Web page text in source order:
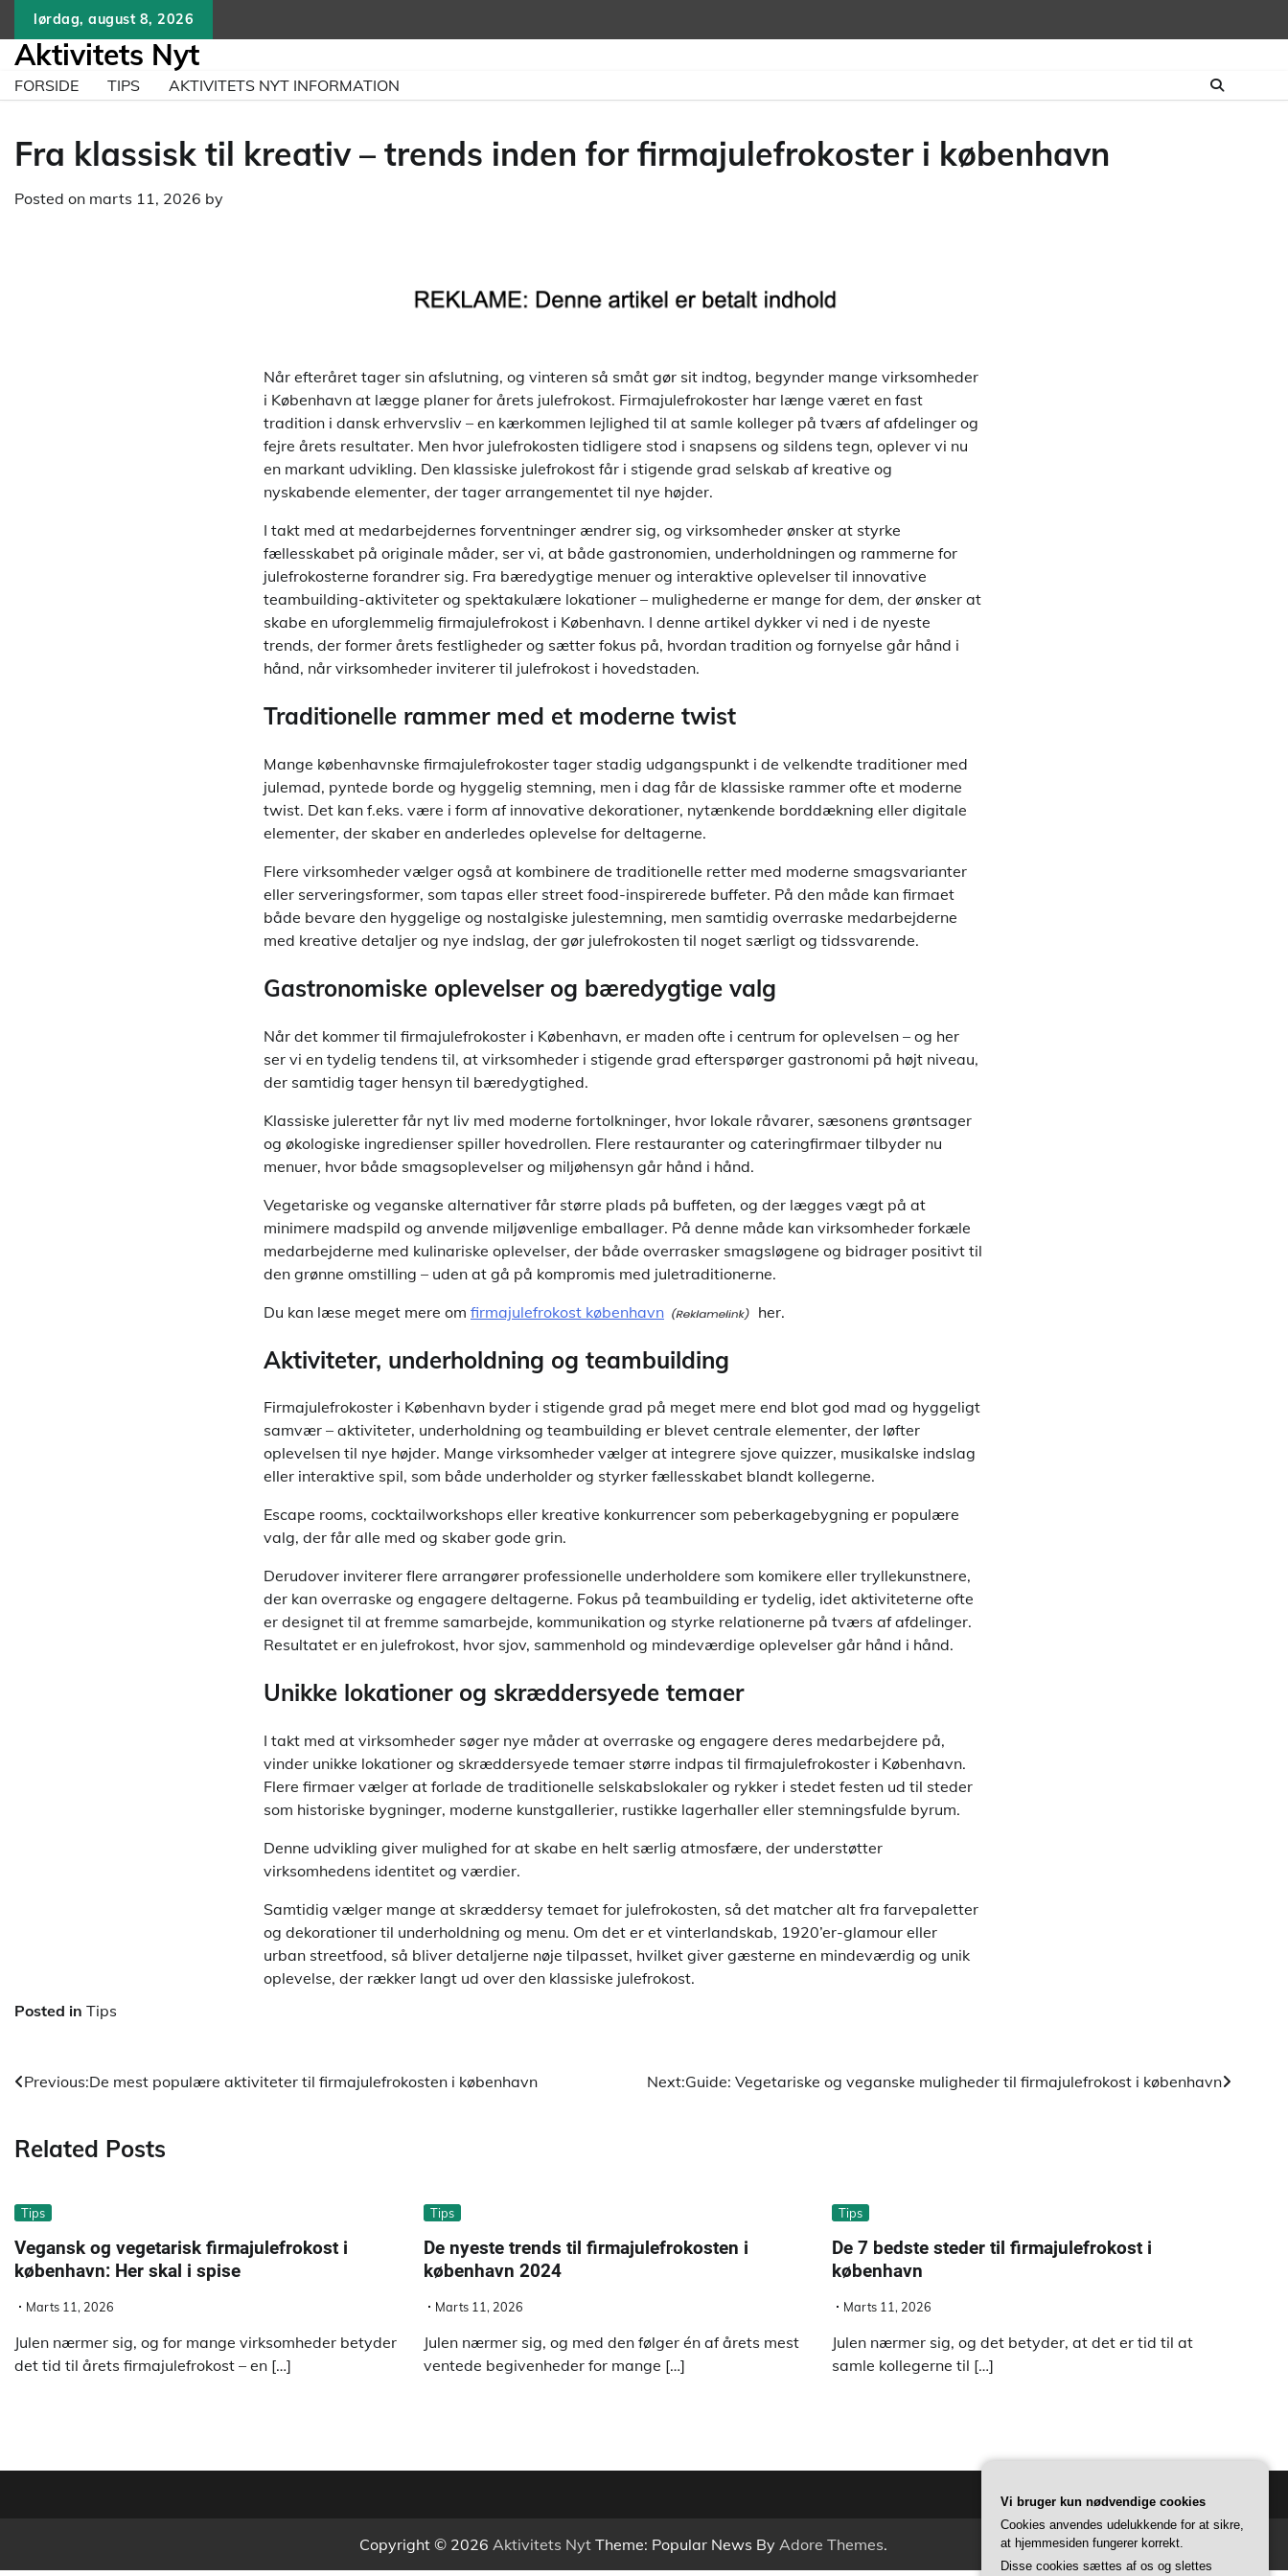
content
lørdag, august 8, 2026
Aktivitets Nyt
FORSIDE TIPS AKTIVITETS NYT INFORMATION
Fra klassisk til kreativ – trends inden for firmajulefrokoster i københavn
Posted on marts 11, 2026 by
Når efteråret tager sin afslutning, og vinteren så småt gør sit indtog, begynder mange virksomheder
i København at lægge planer for årets julefrokost. Firmajulefrokoster har længe været en fast
tradition i dansk erhvervsliv – en kærkommen lejlighed til at samle kolleger på tværs af afdelinger og
fejre årets resultater. Men hvor julefrokosten tidligere stod i snapsens og sildens tegn, oplever vi nu
en markant udvikling. Den klassiske julefrokost får i stigende grad selskab af kreative og
nyskabende elementer, der tager arrangementet til nye højder.
I takt med at medarbejdernes forventninger ændrer sig, og virksomheder ønsker at styrke
fællesskabet på originale måder, ser vi, at både gastronomien, underholdningen og rammerne for
julefrokosterne forandrer sig. Fra bæredygtige menuer og interaktive oplevelser til innovative
teambuilding-aktiviteter og spektakulære lokationer – mulighederne er mange for dem, der ønsker at
skabe en uforglemmelig firmajulefrokost i København. I denne artikel dykker vi ned i de nyeste
trends, der former årets festligheder og sætter fokus på, hvordan tradition og fornyelse går hånd i
hånd, når virksomheder inviterer til julefrokost i hovedstaden.
Traditionelle rammer med et moderne twist
Mange københavnske firmajulefrokoster tager stadig udgangspunkt i de velkendte traditioner med
julemad, pyntede borde og hyggelig stemning, men i dag får de klassiske rammer ofte et moderne
twist. Det kan f.eks. være i form af innovative dekorationer, nytænkende borddækning eller digitale
elementer, der skaber en anderledes oplevelse for deltagerne.
Flere virksomheder vælger også at kombinere de traditionelle retter med moderne smagsvarianter
eller serveringsformer, som tapas eller street food-inspirerede buffeter. På den måde kan firmaet
både bevare den hyggelige og nostalgiske julestemning, men samtidig overraske medarbejderne
med kreative detaljer og nye indslag, der gør julefrokosten til noget særligt og tidssvarende.
Gastronomiske oplevelser og bæredygtige valg
Når det kommer til firmajulefrokoster i København, er maden ofte i centrum for oplevelsen – og her
ser vi en tydelig tendens til, at virksomheder i stigende grad efterspørger gastronomi på højt niveau,
der samtidig tager hensyn til bæredygtighed.
Klassiske juleretter får nyt liv med moderne fortolkninger, hvor lokale råvarer, sæsonens grøntsager
og økologiske ingredienser spiller hovedrollen. Flere restauranter og cateringfirmaer tilbyder nu
menuer, hvor både smagsoplevelser og miljøhensyn går hånd i hånd.
Vegetariske og veganske alternativer får større plads på buffeten, og der lægges vægt på at
minimere madspild og anvende miljøvenlige emballager. På denne måde kan virksomheder forkæle
medarbejderne med kulinariske oplevelser, der både overrasker smagsløgene og bidrager positivt til
den grønne omstilling – uden at gå på kompromis med juletraditionerne.
Du kan læse meget mere om firmajulefrokost københavn her.
Aktiviteter, underholdning og teambuilding
Firmajulefrokoster i København byder i stigende grad på meget mere end blot god mad og hyggeligt
samvær – aktiviteter, underholdning og teambuilding er blevet centrale elementer, der løfter
oplevelsen til nye højder. Mange virksomheder vælger at integrere sjove quizzer, musikalske indslag
eller interaktive spil, som både underholder og styrker fællesskabet blandt kollegerne.
Escape rooms, cocktailworkshops eller kreative konkurrencer som peberkagebygning er populære
valg, der får alle med og skaber gode grin.
Derudover inviterer flere arrangører professionelle underholdere som komikere eller tryllekunstnere,
der kan overraske og engagere deltagerne. Fokus på teambuilding er tydelig, idet aktiviteterne ofte
er designet til at fremme samarbejde, kommunikation og styrke relationerne på tværs af afdelinger.
Resultatet er en julefrokost, hvor sjov, sammenhold og mindeværdige oplevelser går hånd i hånd.
Unikke lokationer og skræddersyede temaer
I takt med at virksomheder søger nye måder at overraske og engagere deres medarbejdere på,
vinder unikke lokationer og skræddersyede temaer større indpas til firmajulefrokoster i København.
Flere firmaer vælger at forlade de traditionelle selskabslokaler og rykker i stedet festen ud til steder
som historiske bygninger, moderne kunstgallerier, rustikke lagerhaller eller stemningsfulde byrum.
Denne udvikling giver mulighed for at skabe en helt særlig atmosfære, der understøtter
virksomhedens identitet og værdier.
Samtidig vælger mange at skræddersy temaet for julefrokosten, så det matcher alt fra farvepaletter
og dekorationer til underholdning og menu. Om det er et vinterlandskab, 1920’er-glamour eller
urban streetfood, så bliver detaljerne nøje tilpasset, hvilket giver gæsterne en mindeværdig og unik
oplevelse, der rækker langt ud over den klassiske julefrokost.
Posted in Tips
Indlægsnavigation
Previous:De mest populære aktiviteter til firmajulefrokosten i københavn Next:Guide: Vegetariske og veganske muligheder til firmajulefrokost i københavn
Related Posts
Tips
Vegansk og vegetarisk firmajulefrokost i
københavn: Her skal i spise
Marts 11, 2026
Julen nærmer sig, og for mange virksomheder betyder
det tid til årets firmajulefrokost – en […]
Tips
De nyeste trends til firmajulefrokosten i
københavn 2024
Marts 11, 2026
Julen nærmer sig, og med den følger én af årets mest
ventede begivenheder for mange […]
Tips
De 7 bedste steder til firmajulefrokost i
københavn
Marts 11, 2026
Julen nærmer sig, og det betyder, at det er tid til at
samle kollegerne til […]
Copyright © 2026 Aktivitets NytTheme: Popular News By Adore Themes.
Vi bruger kun nødvendige cookies
Cookies anvendes udelukkende for at sikre,
at hjemmesiden fungerer korrekt.
Disse cookies sættes af os og slettes